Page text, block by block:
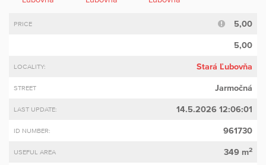
PRICE 5,00
5,00
LOCALITY: Stará Ľubovňa
STREET Jarmočná
LAST UPDATE: 14.5.2026 12:06:01
ID NUMBER: 961730
USEFUL AREA 349 m2